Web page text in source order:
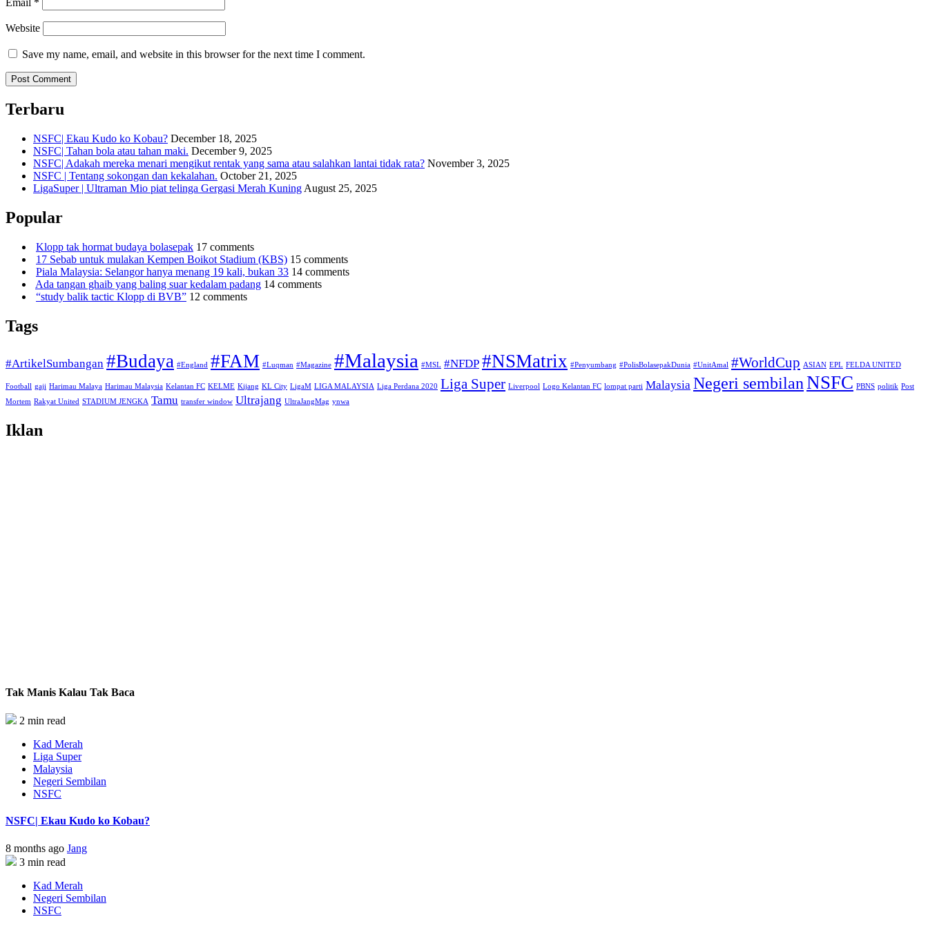
Email *
Website
Save my name, email, and website in this browser for the next time I comment.
Terbaru
NSFC| Ekau Kudo ko Kobau? December 18, 2025
NSFC| Tahan bola atau tahan maki. December 9, 2025
NSFC| Adakah mereka menari mengikut rentak yang sama atau salahkan lantai tidak rata? November 3, 2025
NSFC | Tentang sokongan dan kekalahan. October 21, 2025
LigaSuper | Ultraman Mio piat telinga Gergasi Merah Kuning August 25, 2025
Popular
Klopp tak hormat budaya bolasepak 17 comments
17 Sebab untuk mulakan Kempen Boikot Stadium (KBS) 15 comments
Piala Malaysia: Selangor hanya menang 19 kali, bukan 33 14 comments
Ada tangan ghaib yang baling suar kedalam padang 14 comments
“study balik tactic Klopp di BVB” 12 comments
Tags
#ArtikelSumbangan #Budaya #England #FAM #Luqman #Magazine #Malaysia #MSL #NFDP #NSMatrix #Penyumbang #PolisBolasepakDunia #UnitAmal #WorldCup ASIAN EPL FELDA UNITED
Football gaji Harimau Malaya Harimau Malaysia Kelantan FC KELME Kijang KL City LigaM LIGA MALAYSIA Liga Perdana 2020 Liga Super Liverpool Logo Kelantan FC lompat parti Malaysia Negeri sembilanNSFC PBNS politik Post
Mortem Rakyat United STADIUM JENGKA Tamu transfer window Ultrajang UltraJangMag ynwa
Iklan
Tak Manis Kalau Tak Baca
2 min read
Kad Merah
Liga Super
Malaysia
Negeri Sembilan
NSFC
NSFC| Ekau Kudo ko Kobau?
8 months ago Jang
3 min read
Kad Merah
Negeri Sembilan
NSFC